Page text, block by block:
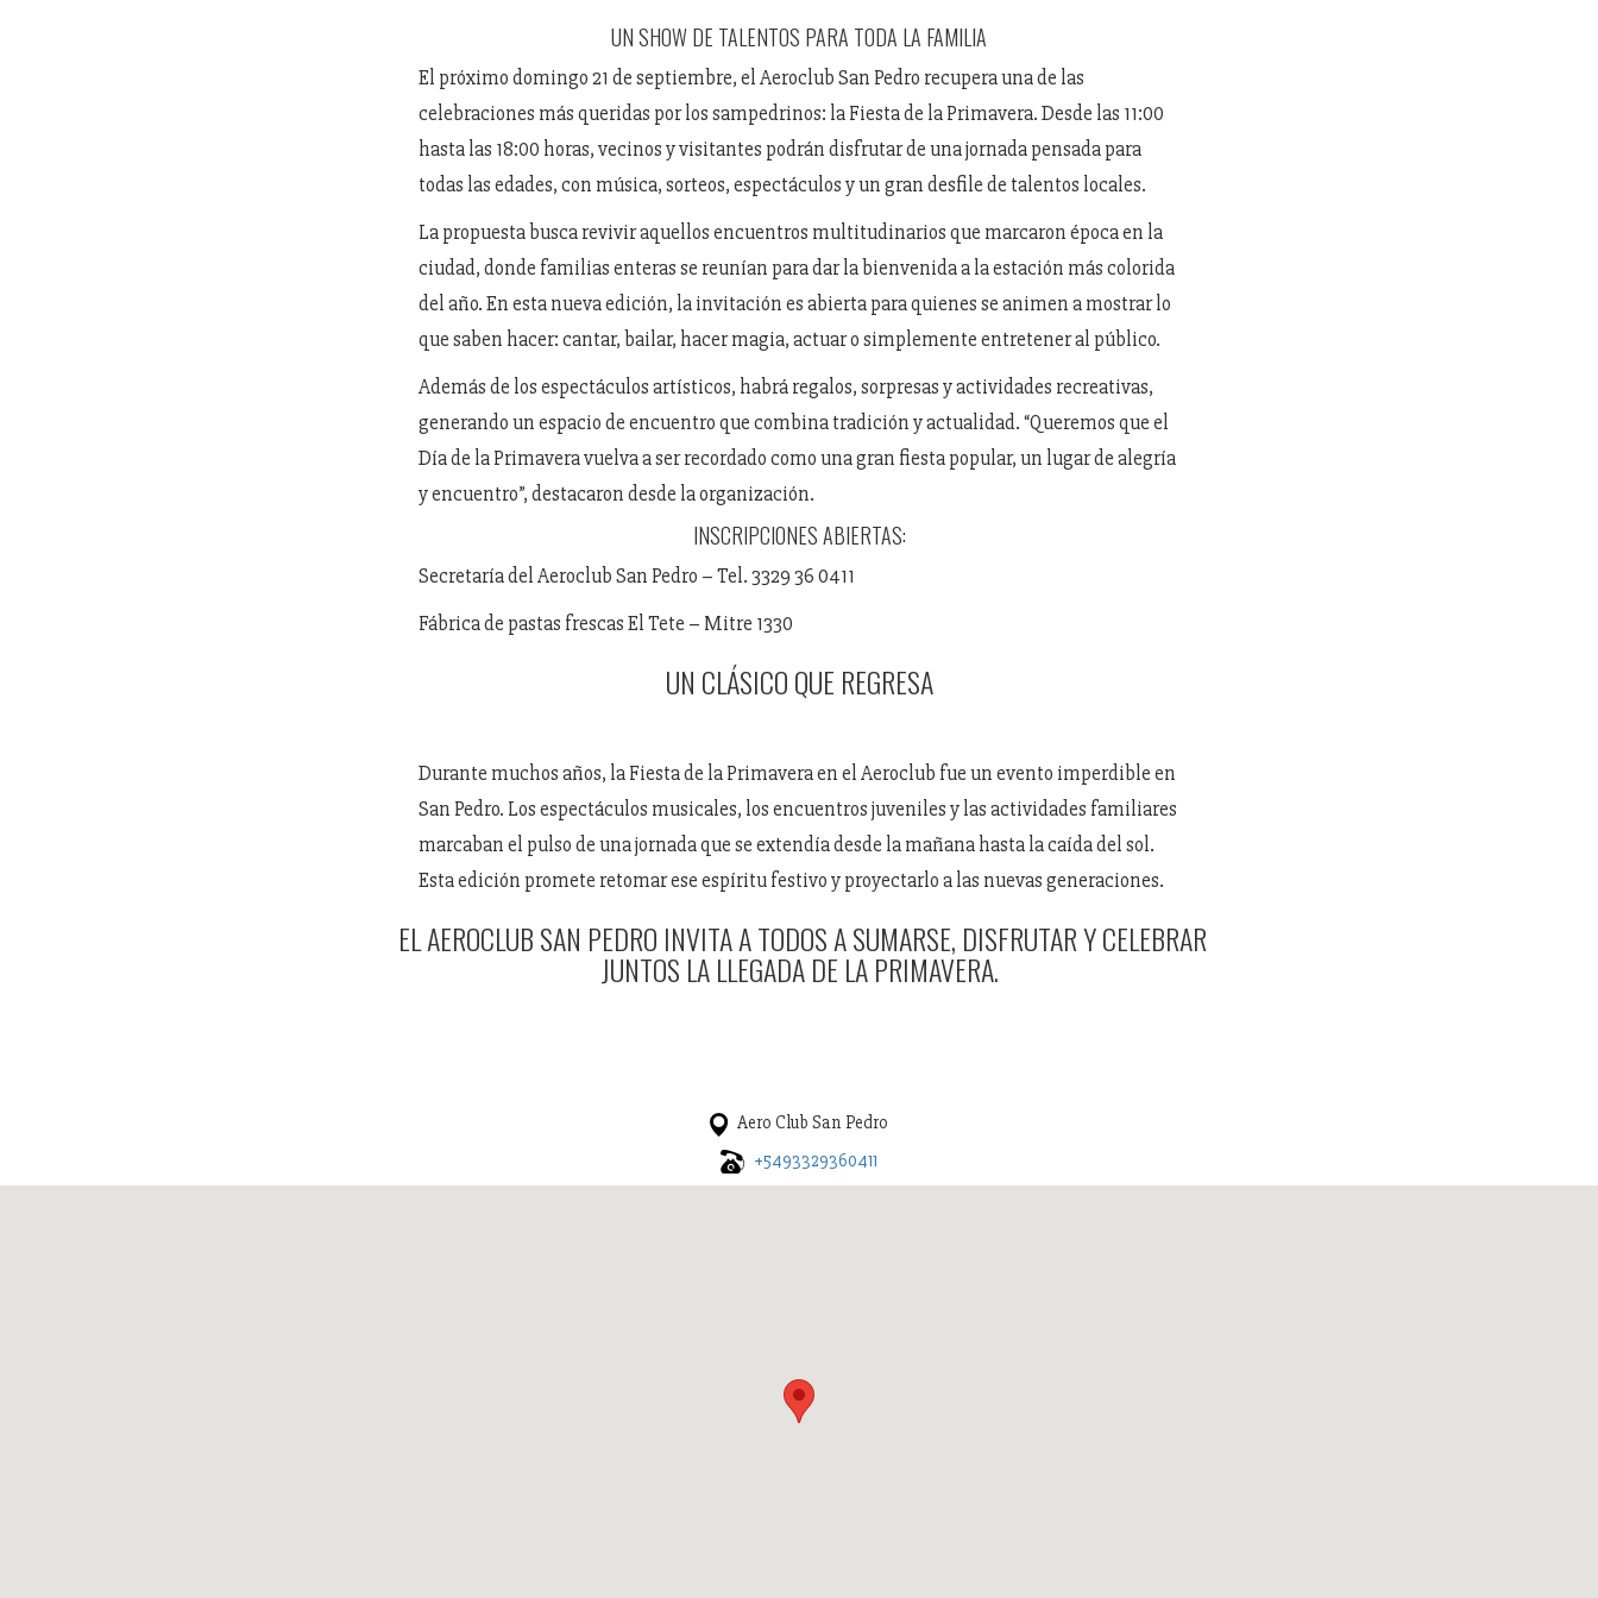
UN SHOW DE TALENTOS PARA TODA LA FAMILIA
El próximo domingo 21 de septiembre, el Aeroclub San Pedro recupera una de las
celebraciones más queridas por los sampedrinos: la Fiesta de la Primavera. Desde las 11:00
hasta las 18:00 horas, vecinos y visitantes podrán disfrutar de una jornada pensada para
todas las edades, con música, sorteos, espectáculos y un gran desfile de talentos locales.
La propuesta busca revivir aquellos encuentros multitudinarios que marcaron época en la
ciudad, donde familias enteras se reunían para dar la bienvenida a la estación más colorida
del año. En esta nueva edición, la invitación es abierta para quienes se animen a mostrar lo
que saben hacer: cantar, bailar, hacer magia, actuar o simplemente entretener al público.
Además de los espectáculos artísticos, habrá regalos, sorpresas y actividades recreativas,
generando un espacio de encuentro que combina tradición y actualidad. “Queremos que el
Día de la Primavera vuelva a ser recordado como una gran fiesta popular, un lugar de alegría
y encuentro”, destacaron desde la organización.
INSCRIPCIONES ABIERTAS:
Secretaría del Aeroclub San Pedro – Tel. 3329 36 0411
Fábrica de pastas frescas El Tete – Mitre 1330
UN CLÁSICO QUE REGRESA
Durante muchos años, la Fiesta de la Primavera en el Aeroclub fue un evento imperdible en
San Pedro. Los espectáculos musicales, los encuentros juveniles y las actividades familiares
marcaban el pulso de una jornada que se extendía desde la mañana hasta la caída del sol.
Esta edición promete retomar ese espíritu festivo y proyectarlo a las nuevas generaciones.
EL AEROCLUB SAN PEDRO INVITA A TODOS A SUMARSE, DISFRUTAR Y CELEBRAR
JUNTOS LA LLEGADA DE LA PRIMAVERA.
Aero Club San Pedro
+5493329360411